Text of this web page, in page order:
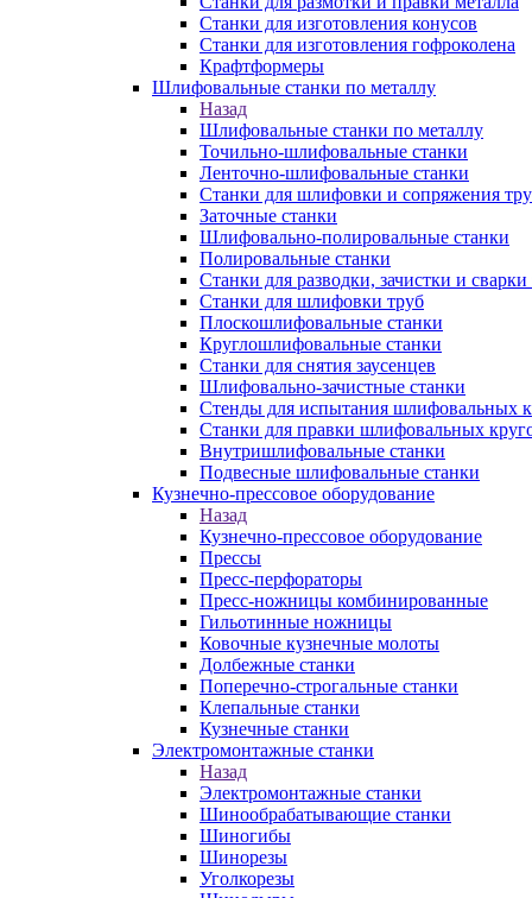
Станки для изготовления конусов
Станки для изготовления гофроколена
Крафтформеры
Шлифовальные станки по металлу
Назад
Шлифовальные станки по металлу
Точильно-шлифовальные станки
Ленточно-шлифовальные станки
Станки для шлифовки и сопряжения
Заточные станки
Шлифовально-полировальные станки
Полировальные станки
Станки для разводки, зачистки и сварки
Станки для шлифовки труб
Плоскошлифовальные станки
Круглошлифовальные станки
Станки для снятия заусенцев
Шлифовально-зачистные станки
Стенды для испытания шлифовальных
Станки для правки шлифовальных
Внутришлифовальные станки
Подвесные шлифовальные станки
Кузнечно-прессовое оборудование
Назад
Кузнечно-прессовое оборудование
Прессы
Пресс-перфораторы
Пресс-ножницы комбинированные
Гильотинные ножницы
Ковочные кузнечные молоты
Долбежные станки
Поперечно-строгальные станки
Клепальные станки
Кузнечные станки
Электромонтажные станки
Назад
Электромонтажные станки
Шинообрабатывающие станки
Шиногибы
Шинорезы
Уголкорезы